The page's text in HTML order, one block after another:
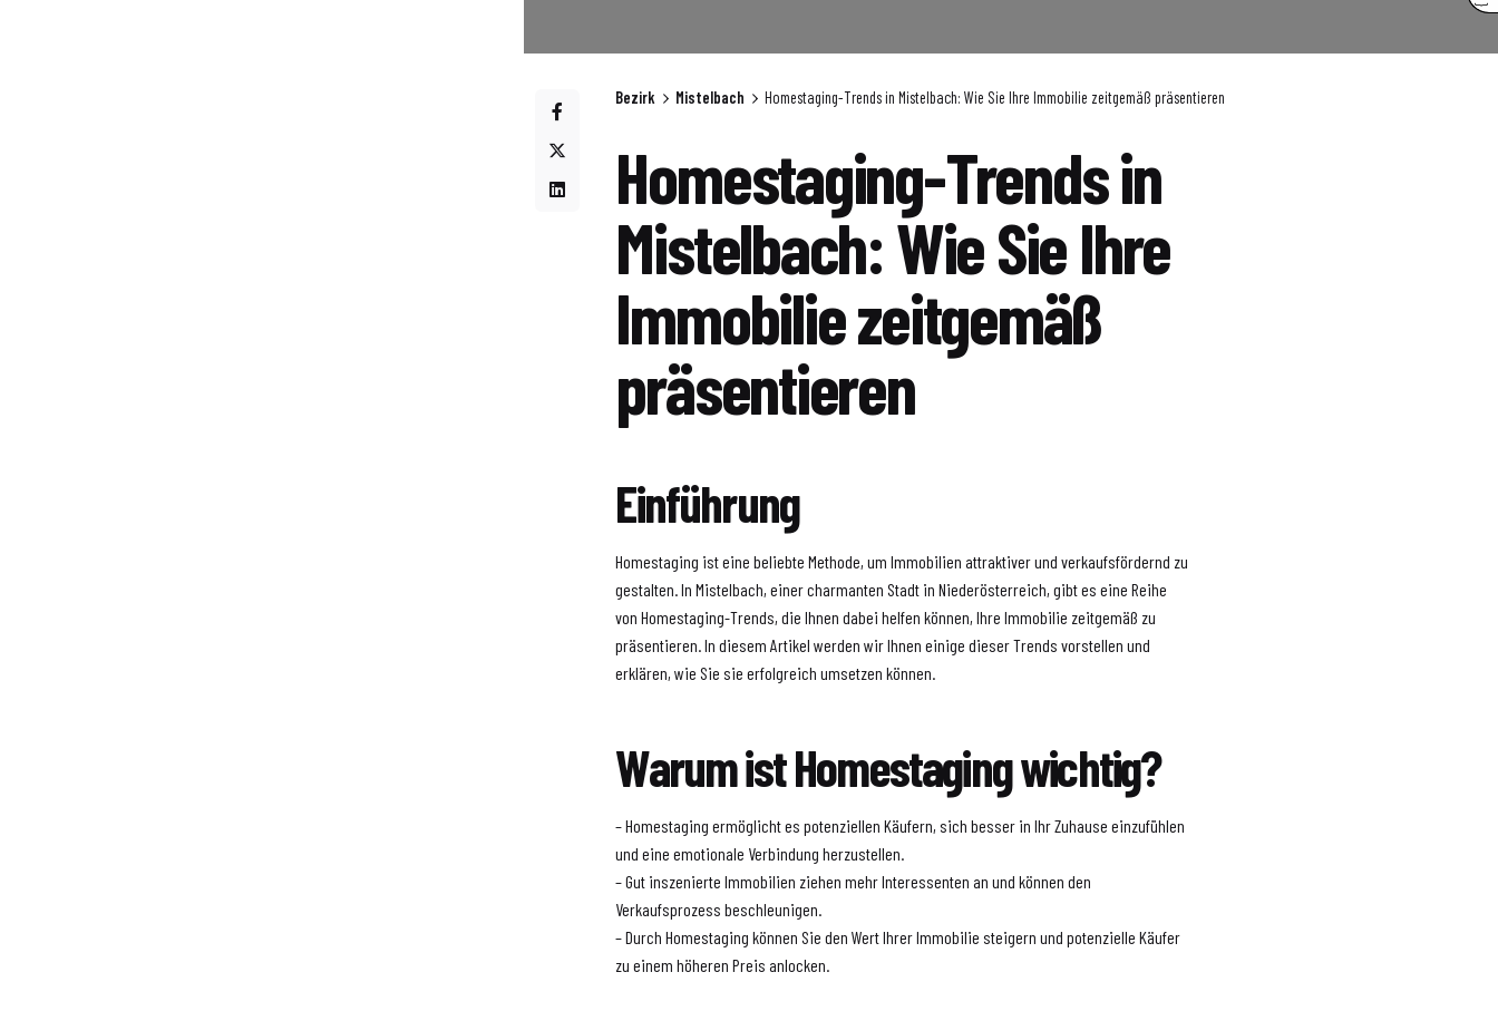
Bezirk Mistelbach Homestaging-Trends in Mistelbach: Wie Sie Ihre Immobilie zeitgemäß präsentieren
Homestaging-Trends in
Mistelbach: Wie Sie Ihre
Immobilie zeitgemäß
präsentieren
Einführung
Homestaging ist eine beliebte Methode, um Immobilien attraktiver und verkaufsfördernd zu
gestalten. In Mistelbach, einer charmanten Stadt in Niederösterreich, gibt es eine Reihe
von Homestaging-Trends, die Ihnen dabei helfen können, Ihre Immobilie zeitgemäß zu
präsentieren. In diesem Artikel werden wir Ihnen einige dieser Trends vorstellen und
erklären, wie Sie sie erfolgreich umsetzen können.
Warum ist Homestaging wichtig?
– Homestaging ermöglicht es potenziellen Käufern, sich besser in Ihr Zuhause einzufühlen
und eine emotionale Verbindung herzustellen.
– Gut inszenierte Immobilien ziehen mehr Interessenten an und können den
Verkaufsprozess beschleunigen.
– Durch Homestaging können Sie den Wert Ihrer Immobilie steigern und potenzielle Käufer
zu einem höheren Preis anlocken.